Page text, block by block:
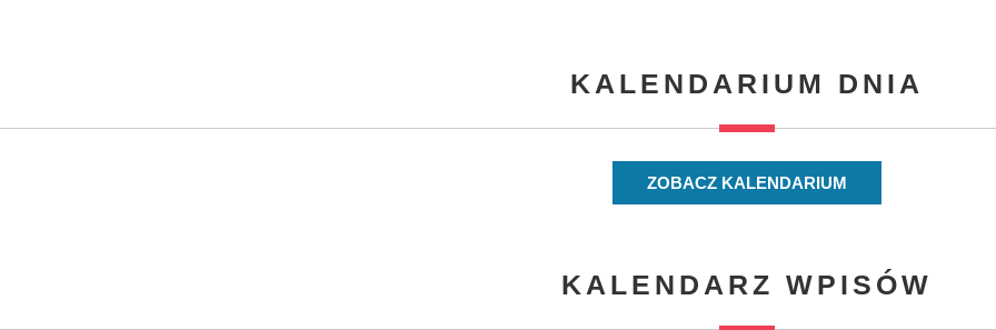
KALENDARIUM DNIA
ZOBACZ KALENDARIUM
KALENDARZ WPISÓW